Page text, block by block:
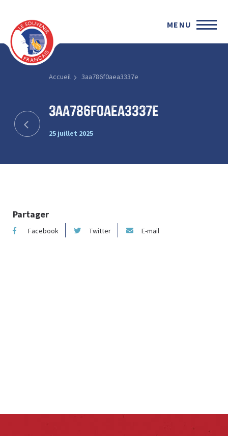
MENU
Accueil 3aa786f0aea3337e
3aa786f0aea3337e
25 juillet 2025
Partager
Facebook Twitter E-mail